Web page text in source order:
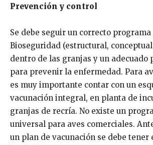
Prevención y control
Se debe seguir un correcto programa
Bioseguridad (estructural,
dentro de las granjas y un adecuado
para prevenir la enfermedad. Para
es muy importante contar con un
vacunación integral, en planta de
granjas de recría. No existe un
universal para aves comerciales.
un plan de vacunación se debe tener